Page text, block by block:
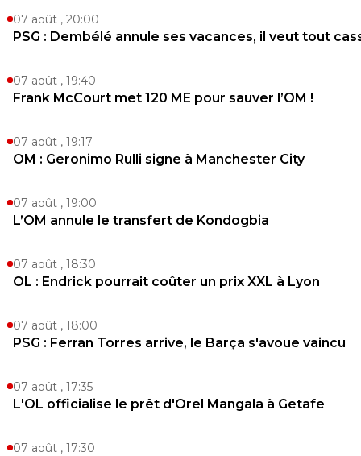
07 août , 20:00
PSG : Dembélé annule ses vacances, il veut tout
07 août , 19:40
Frank McCourt met 120 ME pour sauver l’OM !
07 août , 19:17
OM : Geronimo Rulli signe à Manchester City
07 août , 19:00
L’OM annule le transfert de Kondogbia
07 août , 18:30
OL : Endrick pourrait coûter un prix XXL à Lyon
07 août , 18:00
PSG : Ferran Torres arrive, le Barça s'avoue vaincu
07 août , 17:35
L'OL officialise le prêt d'Orel Mangala à Getafe
07 août , 17:30